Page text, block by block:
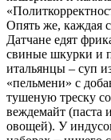
Опять же, каждая
Датчане едят
свиные шкурки и
итальянцы – суп
«пельмени» с
тушеную треску
веждемайт (паста
овощей). У